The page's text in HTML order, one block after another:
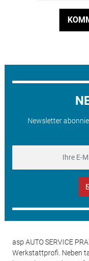
Newsletter
asp AUTO SERVICE
Werkstattprofi. Neben